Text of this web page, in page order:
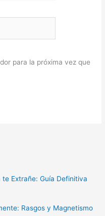
para la próxima vez que
Extrañe: Guía Definitiva
Rasgos y Magnetismo